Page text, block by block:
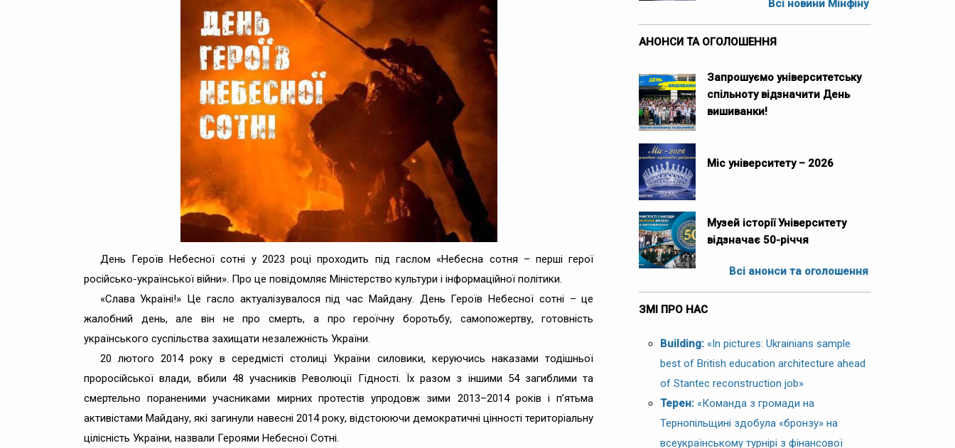
День Героїв Небесної сотні у 2023 році проходить під гаслом «Небесна сотня – перші герої
російсько-української війни». Про це повідомляє Міністерство культури і інформаційної політики.
«Слава Україні!» Це гасло актуалізувалося під час Майдану. День Героїв Небесної сотні – це
жалобний день, але він не про смерть, а про героїчну боротьбу, самопожертву, готовність
українського суспільства захищати незалежність України.
20 лютого 2014 року в середмісті столиці України силовики, керуючись наказами тодішньої
проросійської влади, вбили 48 учасників Революції Гідності. Їх разом з іншими 54 загиблими та
смертельно пораненими учасниками мирних протестів упродовж зими 2013–2014 років і п’ятьма
активістами Майдану, які загинули навесні 2014 року, відстоюючи демократичні цінності територіальну
цілісність України, назвали Героями Небесної Сотні.
Всі новини Мінфіну
АНОНСИ ТА ОГОЛОШЕННЯ
Запрошуємо університетську
спільноту відзначити День
вишиванки!
Міс університету – 2026
Музей історії Університету
відзначає 50-річчя
Всі анонси та оголошення
ЗМІ ПРО НАС
Building: «In pictures: Ukrainians sample
best of British education architecture ahead
of Stantec reconstruction job»
Терен: «Команда з громади на
Тернопільщині здобула «бронзу» на
всеукраїнському турнірі з фінансової